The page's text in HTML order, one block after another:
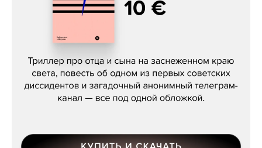
Даниил Туровский, «Разрыв»